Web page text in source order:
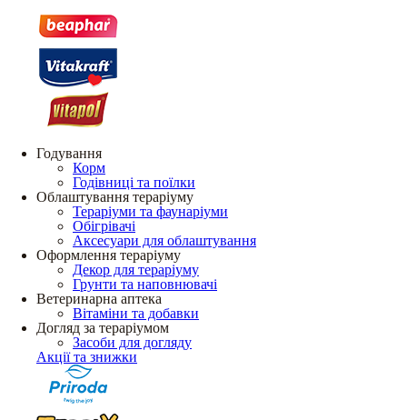
Годування
Корм
Годівниці та поїлки
Облаштування тераріуму
Тераріуми та фаунаріуми
Обігрівачі
Аксесуари для облаштування
Оформлення тераріуму
Декор для тераріуму
Грунти та наповнювачі
Ветеринарна аптека
Вітаміни та добавки
Догляд за тераріумом
Засоби для догляду
Акції та знижки